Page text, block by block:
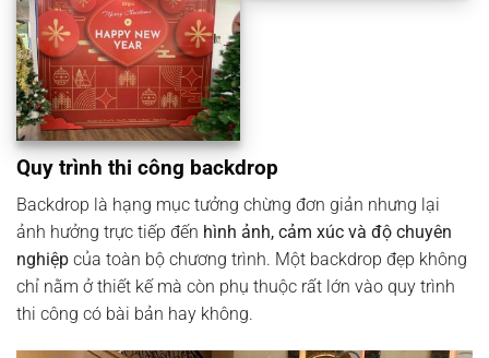
Quy trình thi công backdrop
Backdrop là hạng mục tưởng chừng đơn giản nhưng lại
ảnh hưởng trực tiếp đến hình ảnh, cảm xúc và độ chuyên
nghiệp của toàn bộ chương trình. Một backdrop đẹp không
chỉ nằm ở thiết kế mà còn phụ thuộc rất lớn vào quy trình
thi công có bài bản hay không.